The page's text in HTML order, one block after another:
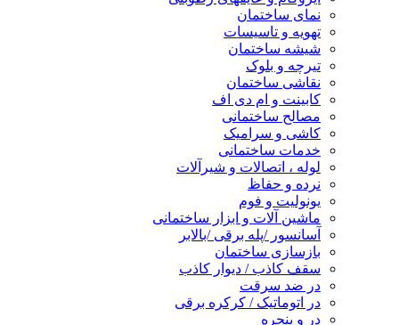
نمای ساختمان
تهویه و تاسیسات
شیشه ساختمان
تیرچه و بلوک
نقاشی ساختمان
کابینت و ام دی اف
مصالح ساختمانی
کاشی و سرامیک
خدمات ساختمانی
لوله ، اتصالات و شیرآلات
نرده و حفاظ
یونولیت و فوم
ماشین آلات و ابزار ساختمانی
آسانسور /پله برقی /بالابر
بازسازی ساختمان
سقف کاذب / دیوار کاذب
در ضد سرقت
در اتوماتیک / کرکره برقی
در و پنجره